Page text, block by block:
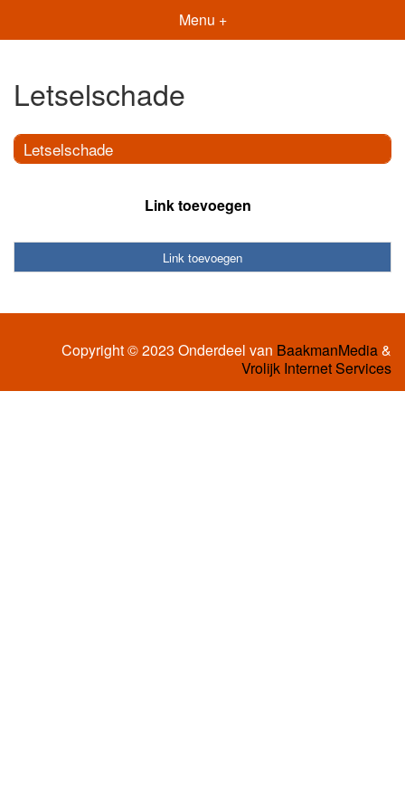
Menu +
Letselschade
Letselschade
Link toevoegen
Link toevoegen
Copyright © 2023 Onderdeel van BaakmanMedia&
Vrolijk Internet Services